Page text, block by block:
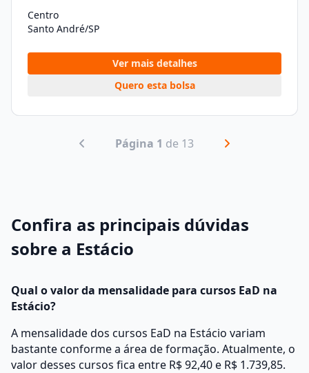
Centro
Santo André/SP
Ver mais detalhes
Quero esta bolsa
Página 1 de 13
Confira as principais dúvidas
sobre a Estácio
Qual o valor da mensalidade para cursos EaD na
Estácio?
A mensalidade dos cursos EaD na Estácio variam
bastante conforme a área de formação. Atualmente, o
valor desses cursos fica entre R$ 92,40 e R$ 1.739,85.